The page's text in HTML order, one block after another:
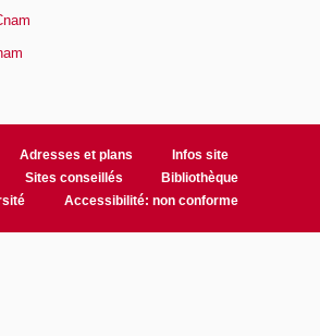
Adresses et plans
Infos site
Sites conseillés
Bibliothèque
Accessibilité: non conforme